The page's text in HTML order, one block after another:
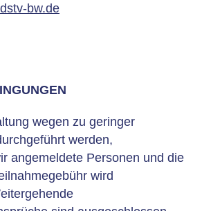
bw.de
wegen zu geringer
werden,
angemeldete Personen und die
wird